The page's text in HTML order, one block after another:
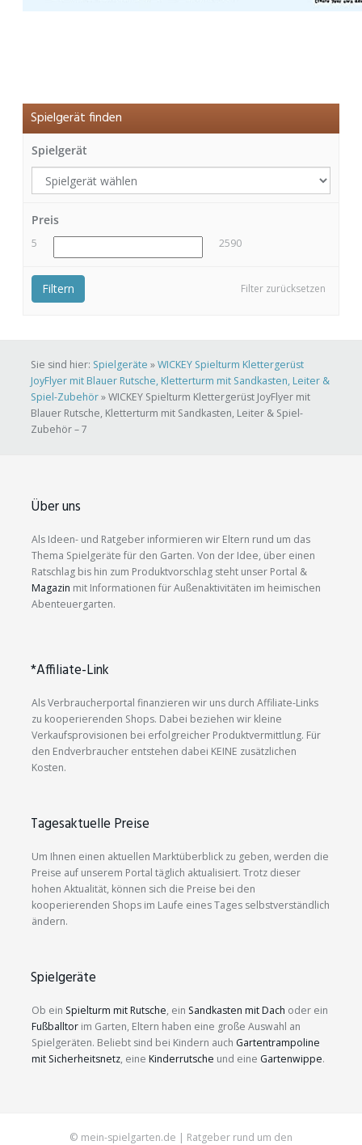
Spielgerät finden
Spielgerät
Preis
5 2590
Filter zurücksetzen
Filtern
Sie sind hier: Spielgeräte »WICKEY Spielturm Klettergerüst
JoyFlyer mit Blauer Rutsche, Kletterturm mit Sandkasten, Leiter &
Spiel-Zubehör»WICKEY Spielturm Klettergerüst JoyFlyer mit
Blauer Rutsche, Kletterturm mit Sandkasten, Leiter & Spiel-
Zubehör – 7
Über uns
Als Ideen- und Ratgeber informieren wir Eltern rund um das
Thema Spielgeräte für den Garten. Von der Idee, über einen
Ratschlag bis hin zum Produktvorschlag steht unser Portal &
Magazin mit Informationen für Außenaktivitäten im heimischen
Abenteuergarten.
*Affiliate-Link
Als Verbraucherportal finanzieren wir uns durch Affiliate-Links
zu kooperierenden Shops. Dabei beziehen wir kleine
Verkaufsprovisionen bei erfolgreicher Produktvermittlung. Für
den Endverbraucher entstehen dabei KEINE zusätzlichen
Kosten.
Tagesaktuelle Preise
Um Ihnen einen aktuellen Marktüberblick zu geben, werden die
Preise auf unserem Portal täglich aktualisiert. Trotz dieser
hohen Aktualität, können sich die Preise bei den
kooperierenden Shops im Laufe eines Tages selbstverständlich
ändern.
Spielgeräte
Ob ein Spielturm mit Rutsche, ein Sandkasten mit Dach oder ein
Fußballtor im Garten, Eltern haben eine große Auswahl an
Spielgeräten. Beliebt sind bei Kindern auch Gartentrampoline
mit Sicherheitsnetz, eine Kinderrutsche und eine Gartenwippe.
© mein-spielgarten.de | Ratgeber rund um den